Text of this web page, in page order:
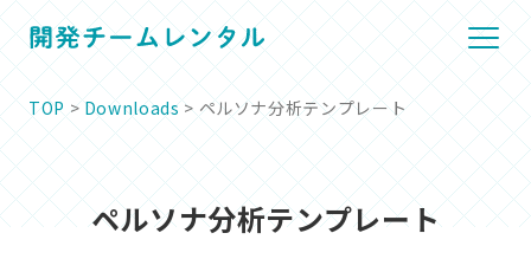
TOP>Downloads> ペルソナ分析テンプレート
ペルソナ分析テンプレート